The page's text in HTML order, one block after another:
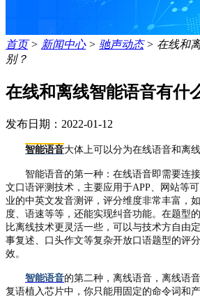
首页> 新闻中心> 驰声动态> 在线和
别？
在线和离线智能语音有什
发布日期：2022-01-12
智能语音大体上可以分为在线语音和离线
智能语音的第一种： 在线语音即需要连
文口语评测技术，主要应用于APP、网站等
业的中英文发音测评，评分维度非常丰富，
度、语速等等，还能实现纠音功能。在题型
比离线技术更灵活一些，可以与技术方自由
事复述、口头作文等复杂开放口语题型的评
效。
智能语音的第二种，离线语音，离线语
复语植入芯片中，你只能用固定的命令词和